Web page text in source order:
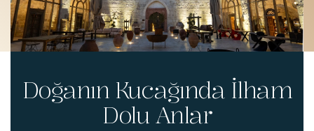
Doğanın Kucağında İlham
Dolu Anlar